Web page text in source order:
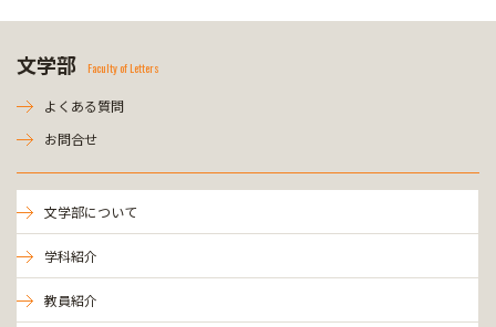
文学部 Faculty of Letters
よくある質問
お問合せ
文学部について
学科紹介
教員紹介